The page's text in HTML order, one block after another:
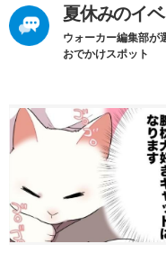
夏休みのイ
ウォーカー編集部が
おでかけスポット